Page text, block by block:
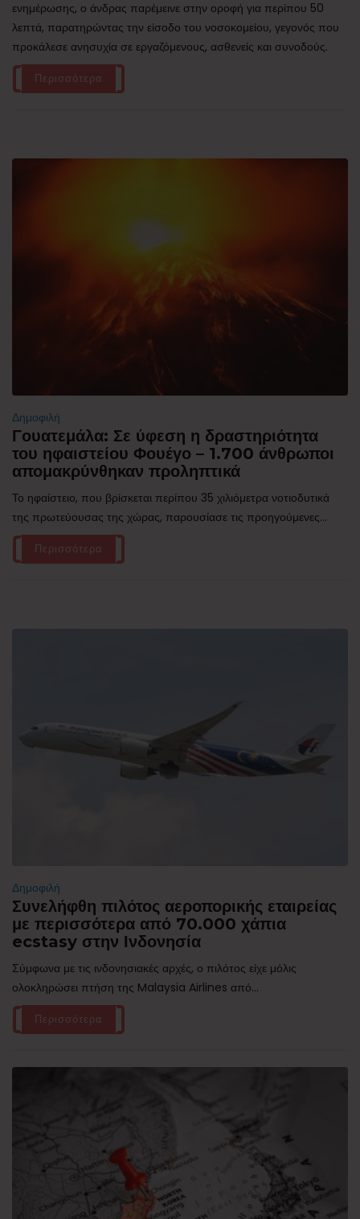
ενημέρωσης, ο άνδρας παρέμεινε στην οροφή για περίπου 50
λεπτά, παρατηρώντας την είσοδο του νοσοκομείου, γεγονός που
προκάλεσε ανησυχία σε εργαζόμενους, ασθενείς και συνοδούς.
Περισσότερα
Δημοφιλή
Γουατεμάλα: Σε ύφεση η δραστηριότητα
του ηφαιστείου Φουέγο – 1.700 άνθρωποι
απομακρύνθηκαν προληπτικά
Το ηφαίστειο, που βρίσκεται περίπου 35 χιλιόμετρα νοτιοδυτικά
της πρωτεύουσας της χώρας, παρουσίασε τις προηγούμενες...
Περισσότερα
Δημοφιλή
Συνελήφθη πιλότος αεροπορικής εταιρείας
με περισσότερα από 70.000 χάπια
ecstasy στην Ινδονησία
Σύμφωνα με τις ινδονησιακές αρχές, ο πιλότος είχε μόλις
ολοκληρώσει πτήση της Malaysia Airlines από...
Περισσότερα